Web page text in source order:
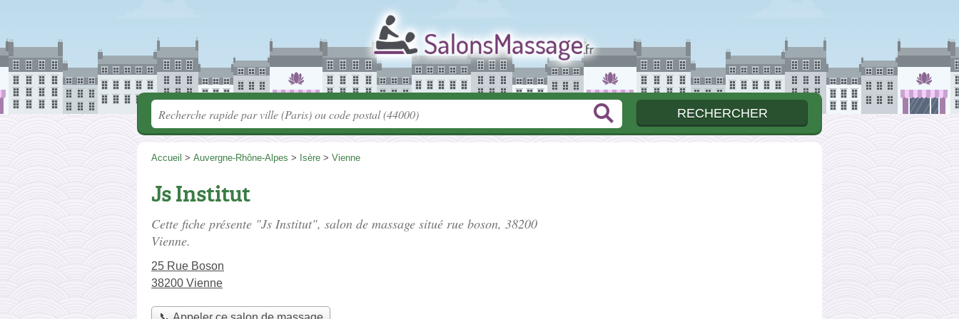
Accueil > Auvergne-Rhône-Alpes > Isère > Vienne
Js Institut
Cette fiche présente "Js Institut", salon de massage situé rue boson, 38200
Vienne.
25 Rue Boson
38200 Vienne